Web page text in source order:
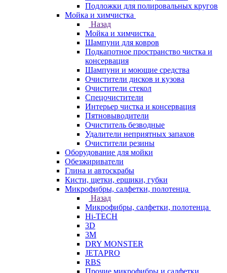
Подложки для полировальных кругов
Мойка и химчистка
Назад
Мойка и химчистка
Шампуни для ковров
Подкапотное пространство чистка и
консервация
Шампуни и моющие средства
Очистители дисков и кузова
Очистители стекол
Спецочистители
Интерьер чистка и консервация
Пятновыводители
Очиститель безводные
Удалители неприятных запахов
Очистители резины
Оборудование для мойки
Обезжириватели
Глина и автоскрабы
Кисти, щетки, ершики, губки
Микрофибры, салфетки, полотенца
Назад
Микрофибры, салфетки, полотенца
Hi-TECH
3D
3М
DRY MONSTER
JETAPRO
RBS
Прочие микрофибры и салфетки